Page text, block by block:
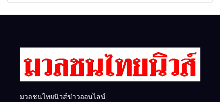
มวลชนไทยนิวส์ข่าวออนไลน์